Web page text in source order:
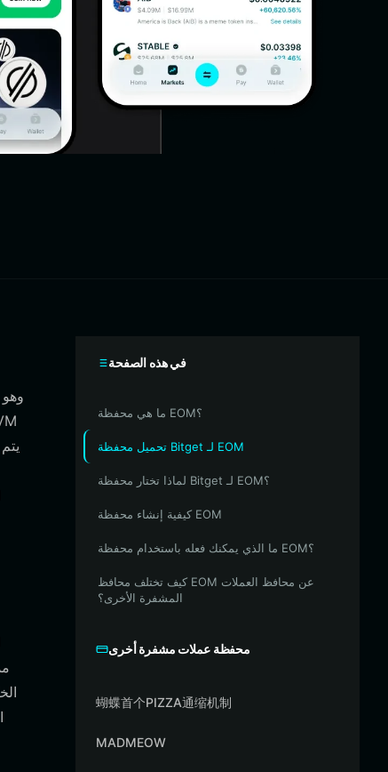
في هذه الصفحة
ما هي محفظة EOM؟
تحميل محفظة Bitget لـ EOM
لماذا تختار محفظة Bitget لـ EOM؟
كيفية إنشاء محفظة EOM
ما الذي يمكنك فعله باستخدام محفظة EOM؟
كيف تختلف محافظ EOM عن محافظ العملات
المشفرة الأخرى؟
محفظة عملات مشفرة أخرى
蝴蝶首个PIZZA通缩机制
MADMEOW